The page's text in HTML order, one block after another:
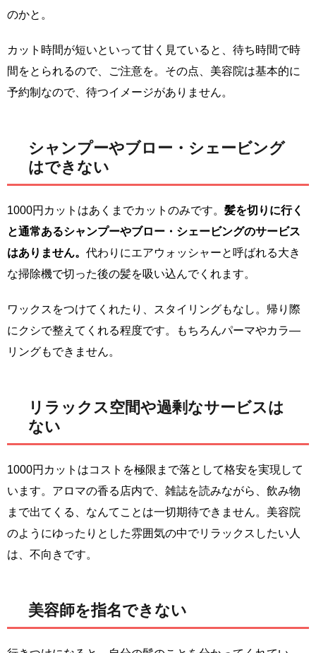
のかと。
カット時間が短いといって甘く見ていると、待ち時間で時
間をとられるので、ご注意を。その点、美容院は基本的に
予約制なので、待つイメージがありません。
シャンプーやブロー・シェービング
はできない
1000円カットはあくまでカットのみです。 髪を切りに行く
と通常あるシャンプーやブロー・シェービングのサービス
はありません。 代わりにエアウォッシャーと呼ばれる大き
な掃除機で切った後の髪を吸い込んでくれます。
ワックスをつけてくれたり、スタイリングもなし。帰り際
にクシで整えてくれる程度です。もちろんパーマやカラ—
リングもできません。
リラックス空間や過剰なサービスは
ない
1000円カットはコストを極限まで落として格安を実現して
います。アロマの香る店内で、雑誌を読みながら、飲み物
まで出てくる、なんてことは一切期待できません。美容院
のようにゆったりとした雰囲気の中でリラックスしたい人
は、不向きです。
美容師を指名できない